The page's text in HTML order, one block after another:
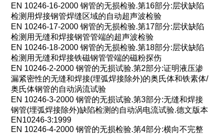
EN 10246-16-2000 钢管的无损检验.第16部分:层状缺陷
检测 用焊接钢管焊缝区域的自动超声波检验
EN 10246-17-2000 钢管的无损检验.第17部分:层状缺陷
检测 用无缝和焊接钢管管端的超声波检验
EN 10246-18-2000 钢管的无损检验.第18部分:层状缺陷
检测 用无缝和焊接铁磁钢管管端的磁粉探伤
EN 10246-2-2000 钢管的无损试验.第2部分:证明液压渗
漏紧密性的无缝和焊接(埋弧焊接除外)的奥氏体和铁素体/
奥氏体钢管的自动涡流试验
EN 10246-3-2000 钢管的无损试验.第3部分:无缝和焊接
钢管(埋弧焊接除外)缺陷检测 的自动涡电流试验.德文版本
EN10246-3:1999
EN 10246-4-2000 钢管的无损检验.第4部分:横向不完整